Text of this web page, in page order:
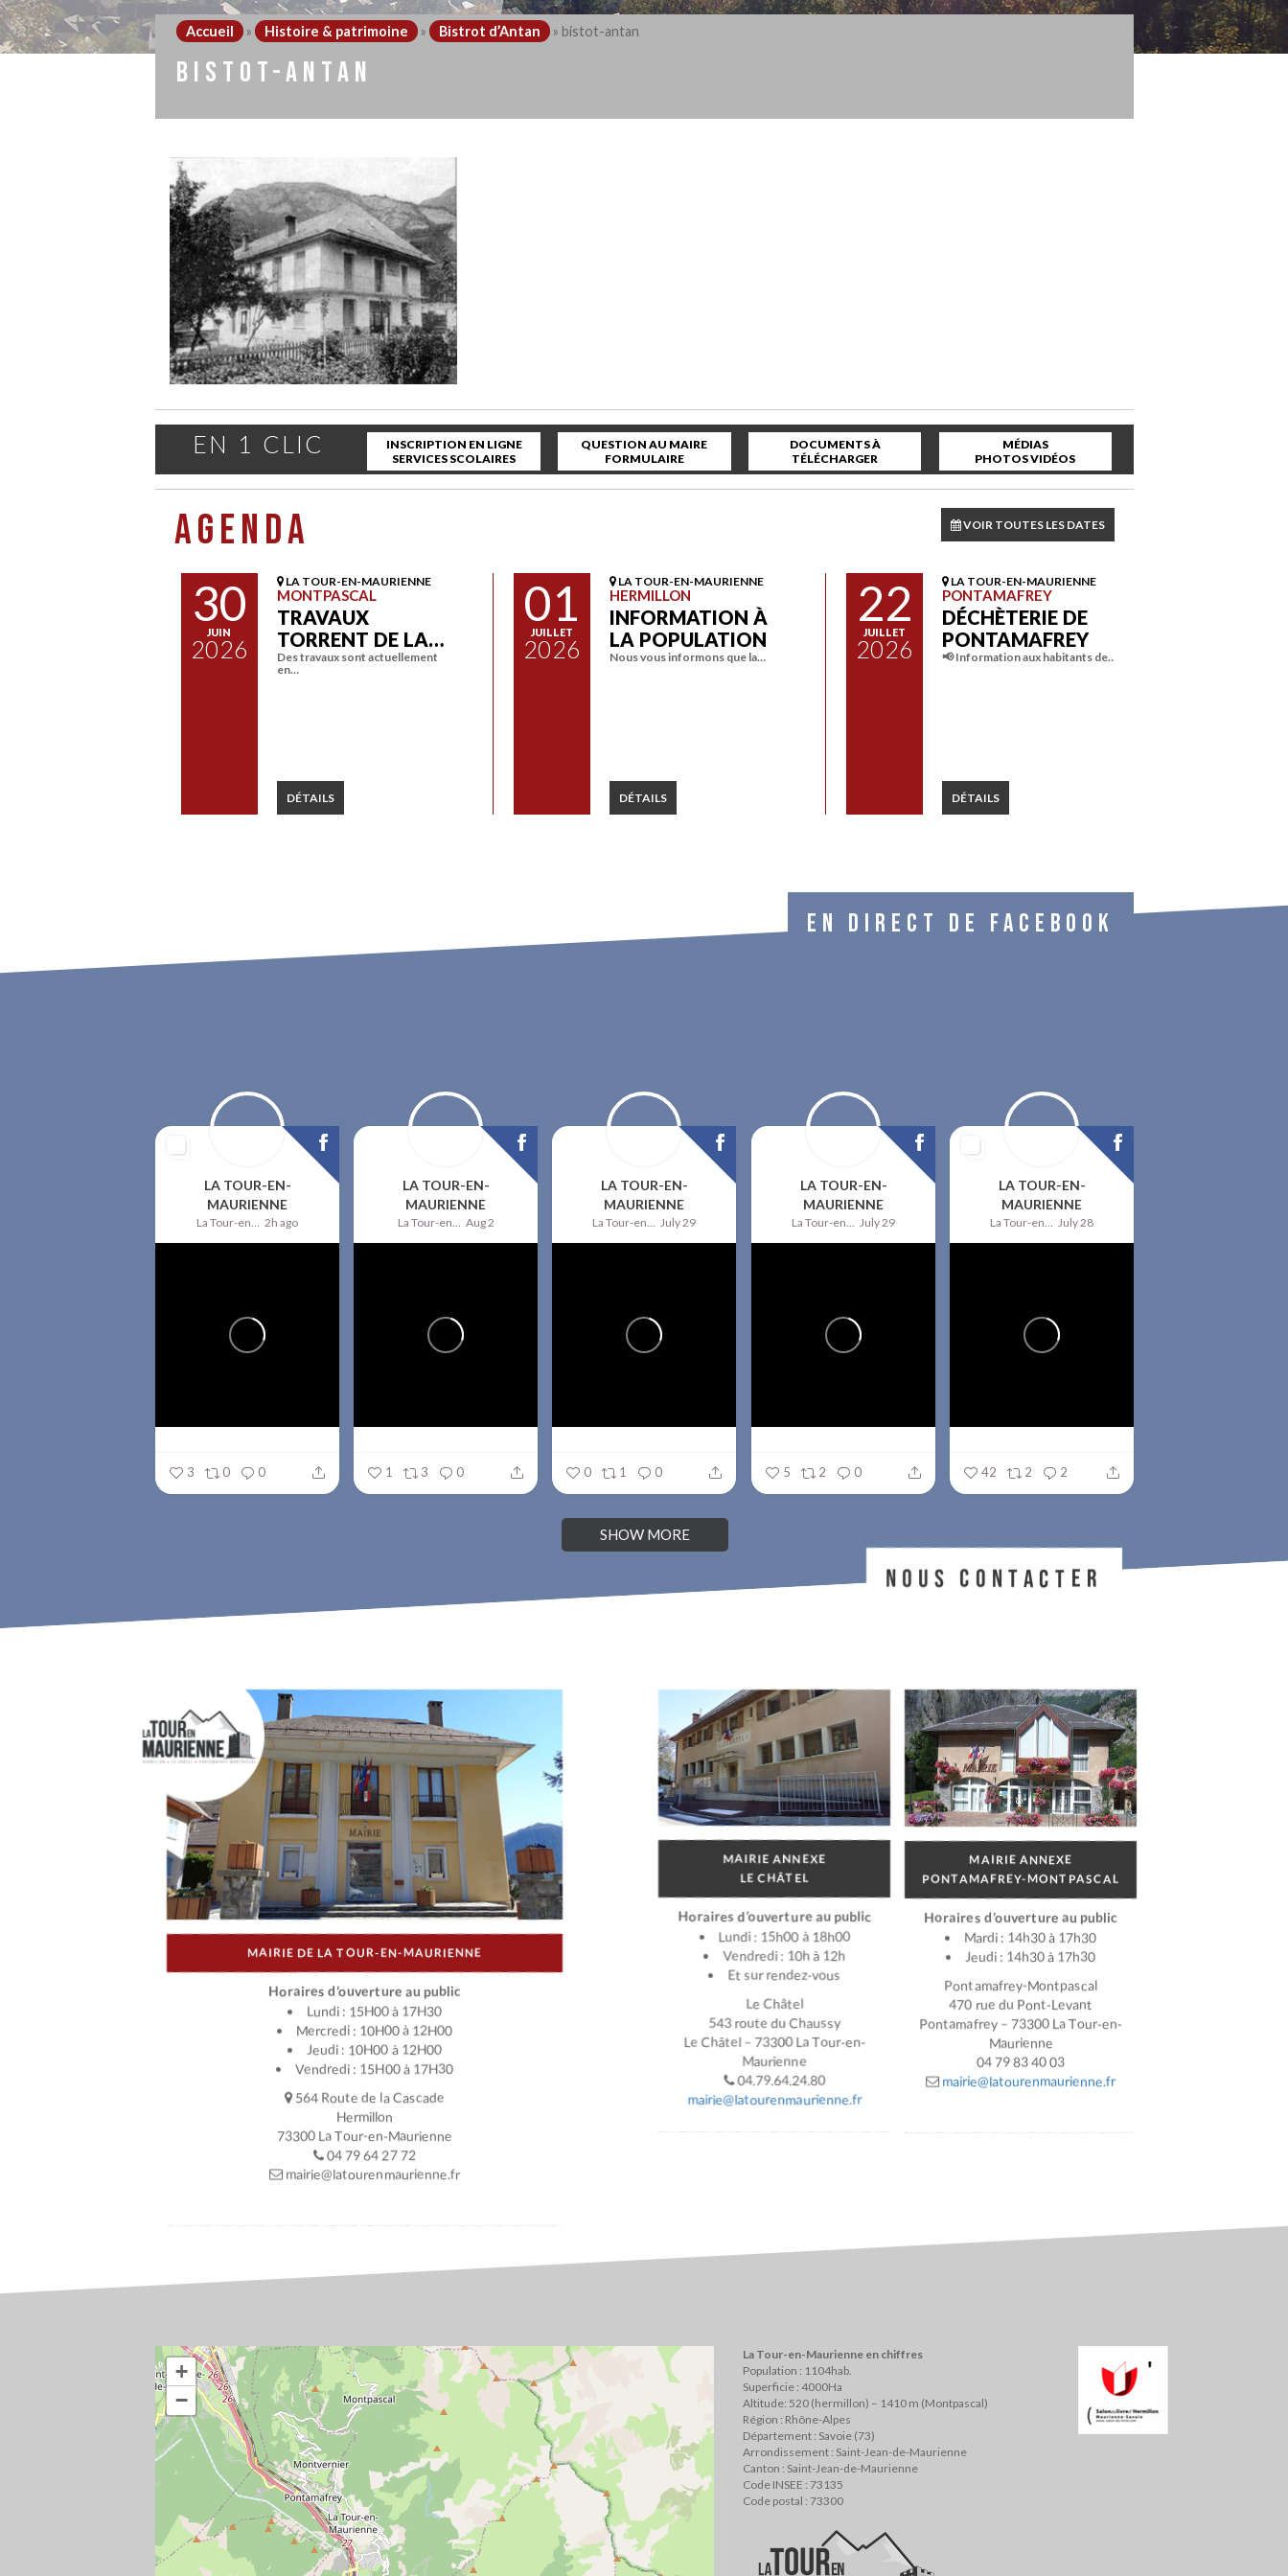
Accueil » Histoire & patrimoine » Bistrot d’Antan » bistot-antan
BISTOT-ANTAN
EN 1 CLIC
INSCRIPTION EN LIGNE
SERVICES SCOLAIRES
QUESTION AU MAIRE
FORMULAIRE
DOCUMENTS À
TÉLÉCHARGER
MÉDIAS
PHOTOS VIDÉOS
AGENDA VOIR TOUTES LES DATES
30
JUIN
2026
LA TOUR-EN-MAURIENNE
MONTPASCAL
TRAVAUX
TORRENT DE LA…
Des travaux sont actuellement
en…
DÉTAILS
01
JUILLET
2026
LA TOUR-EN-MAURIENNE
HERMILLON
INFORMATION À
LA POPULATION
Nous vous informons que la…
DÉTAILS
22
JUILLET
2026
LA TOUR-EN-MAURIENNE
PONTAMAFREY
DÉCHÈTERIE DE
PONTAMAFREY
📢 Information aux habitants de…
DÉTAILS
EN DIRECT DE FACEBOOK
LA TOUR-EN-
MAURIENNE
2h ago
3 0 0
LA TOUR-EN-
MAURIENNE
Aug 2
1 3 0
LA TOUR-EN-
MAURIENNE
July 29
0 1 0
LA TOUR-EN-
MAURIENNE
July 29
5 2 0
LA TOUR-EN-
MAURIENNE
July 28
42 2 2
SHOW MORE
NOUS CONTACTER
MAIRIE DE LA TOUR-EN-MAURIENNE
Horaires d’ouverture au public
Lundi : 15H00 à 17H30
Mercredi : 10H00 à 12H00
Jeudi : 10H00 à 12H00
Vendredi : 15H00 à 17H30
564 Route de la Cascade
Hermillon
73300 La Tour-en-Maurienne
04 79 64 27 72
mairie@latourenmaurienne.fr
MAIRIE ANNEXE
LE CHÂTEL
Horaires d’ouverture au public
Lundi : 15h00 à 18h00
Vendredi : 10h à 12h
Et sur rendez-vous
Le Châtel
543 route du Chaussy
Le Châtel – 73300 La Tour-en-
Maurienne
04.79.64.24.80
mairie@latourenmaurienne.fr
MAIRIE ANNEXE
PONTAMAFREY-MONTPASCAL
Horaires d’ouverture au public
Mardi : 14h30 à 17h30
Jeudi : 14h30 à 17h30
Pontamafrey-Montpascal
470 rue du Pont-Levant
Pontamafrey – 73300 La Tour-en-
Maurienne
04 79 83 40 03
mairie@latourenmaurienne.fr
+
−
La Tour-en-Maurienne en chiffres
Population : 1104hab.
Superficie : 4000Ha
Altitude: 520 (hermillon) – 1410 m (Montpascal)
Région : Rhône-Alpes
Département : Savoie (73)
Arrondissement : Saint-Jean-de-Maurienne
Canton : Saint-Jean-de-Maurienne
Code INSEE : 73135
Code postal : 73300